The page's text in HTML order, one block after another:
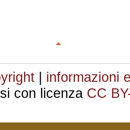
| informazioni
con licenza CC